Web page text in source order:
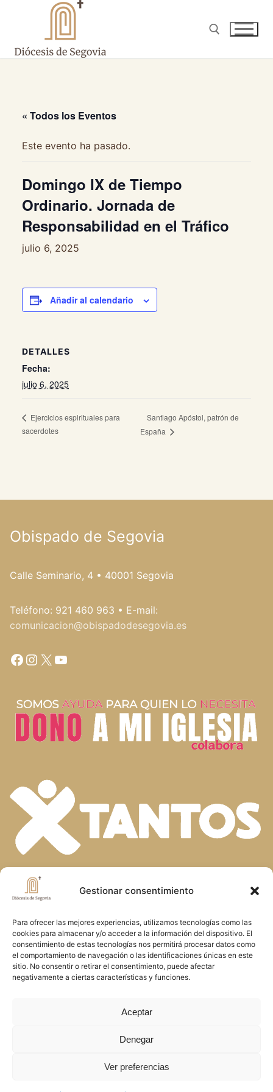
Gestionar consentimiento
Para ofrecer las mejores experiencias, utilizamos tecnologías como las
cookies para almacenar y/o acceder a la información del dispositivo. El
consentimiento de estas tecnologías nos permitirá procesar datos como
el comportamiento de navegación o las identificaciones únicas en este
sitio. No consentir o retirar el consentimiento, puede afectar
negativamente a ciertas características y funciones.
Aceptar
Denegar
Ver preferencias
contenido
« Todos los Eventos
Este evento ha pasado.
Domingo IX de Tiempo
Ordinario. Jornada de
Responsabilidad en el Tráfico
julio 6, 2025
Añadir al calendario
DETALLES
Fecha:
julio 6, 2025
Ejercicios espirituales para
sacerdotes
Santiago Apóstol, patrón de
España
Obispado de Segovia
Calle Seminario, 4 • 40001 Segovia
Teléfono: 921 460 963 • E-mail:
comunicacion@obispadodesegovia.es
Facebook
Instagram
X YouTube
En la diversidad de dones que el Espíritu
la riqueza de nuestra fe. Unidos en la
oración y el servicio, construimos juntos
el Reino de Dios en Segovia, reflejando
el amor y la misericordia de Cristo
Copyright © 2026 Diócesis de Segovia
Política de privacidad